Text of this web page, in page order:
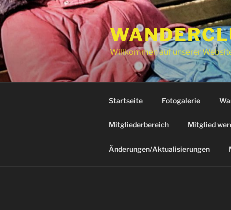
Zum
Inhalt
springen
Willkommen auf unserer
Startseite Fotogalerie
Mitgliederbereich Mitglied
Änderungen/Aktualisierungen